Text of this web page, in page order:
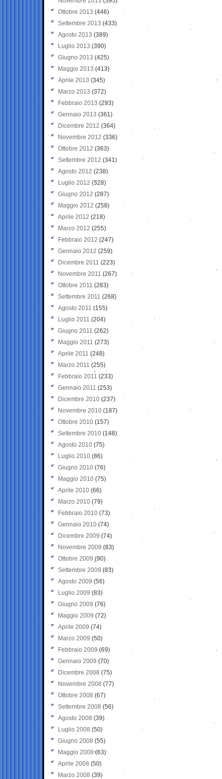
Ottobre 2013 (446)
Settembre 2013 (433)
Agosto 2013 (389)
Luglio 2013 (390)
Giugno 2013 (425)
Maggio 2013 (413)
Aprile 2013 (345)
Marzo 2013 (372)
Febbraio 2013 (293)
Gennaio 2013 (361)
Dicembre 2012 (364)
Novembre 2012 (336)
Ottobre 2012 (363)
Settembre 2012 (341)
Agosto 2012 (238)
Luglio 2012 (328)
Giugno 2012 (287)
Maggio 2012 (258)
Aprile 2012 (218)
Marzo 2012 (255)
Febbraio 2012 (247)
Gennaio 2012 (259)
Dicembre 2011 (223)
Novembre 2011 (267)
Ottobre 2011 (283)
Settembre 2011 (268)
Agosto 2011 (155)
Luglio 2011 (204)
Giugno 2011 (262)
Maggio 2011 (273)
Aprile 2011 (248)
Marzo 2011 (255)
Febbraio 2011 (233)
Gennaio 2011 (253)
Dicembre 2010 (237)
Novembre 2010 (187)
Ottobre 2010 (157)
Settembre 2010 (148)
Agosto 2010 (75)
Luglio 2010 (86)
Giugno 2010 (76)
Maggio 2010 (75)
Aprile 2010 (66)
Marzo 2010 (79)
Febbraio 2010 (73)
Gennaio 2010 (74)
Dicembre 2009 (74)
Novembre 2009 (83)
Ottobre 2009 (90)
Settembre 2009 (83)
Agosto 2009 (56)
Luglio 2009 (83)
Giugno 2009 (76)
Maggio 2009 (72)
Aprile 2009 (74)
Marzo 2009 (50)
Febbraio 2009 (69)
Gennaio 2009 (70)
Dicembre 2008 (75)
Novembre 2008 (77)
Ottobre 2008 (67)
Settembre 2008 (56)
Agosto 2008 (39)
Luglio 2008 (50)
Giugno 2008 (55)
Maggio 2008(63)
Aprile 2008 (50)
Marzo 2008 (39)